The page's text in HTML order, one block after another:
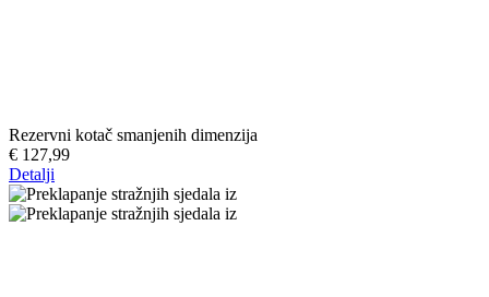
Rezervni kotač smanjenih dimenzija
€ 127,99
Detalji